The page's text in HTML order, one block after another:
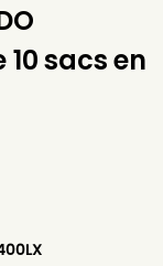
10 sacs en